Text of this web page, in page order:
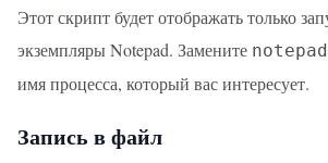
Этот скрипт будет отображать только
экземпляры Notepad. Замените
имя процесса, который вас интересует.
Запись в файл